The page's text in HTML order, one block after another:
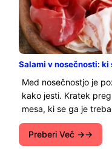
Salami v nosečnosti: ki
Med nosečnostjo je
kako jesti. Kratek
mesa, ki se ga je
Preberi Več →